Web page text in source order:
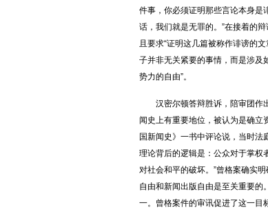
件事，你必须证明那些言论本身是
话，我们就是无罪的。”在接着的
且要求“证明这几篇被称作诽谤的
子并非无关紧要的事情，而是涉及
势力的自由”。
汉密尔顿答辩胜诉，陪审团作
闻史上有重要地位，被认为是确立
国新闻史》一书中评论说，当时法
理论背后的逻辑是：公众对于掌权
对社会和平的破坏。”曾格案确实
自由和新闻出版自由是至关重要的
一。曾格案件的审讯促进了这一目